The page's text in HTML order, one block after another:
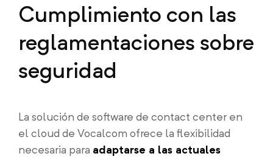
Cumplimiento con las
reglamentaciones sobre
seguridad
La solución de software de contact center en
el cloud de Vocalcom ofrece la flexibilidad
necesaria para adaptarse a las actuales